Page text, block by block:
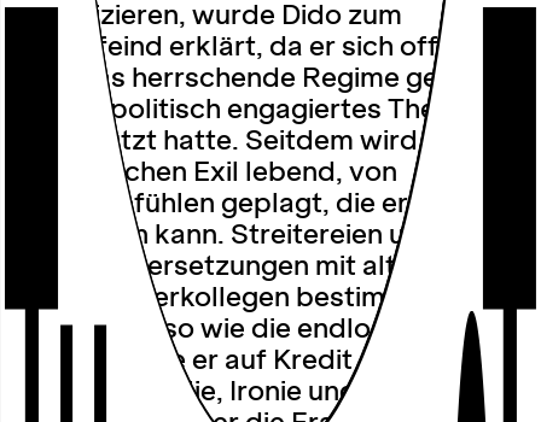
identifizieren, wurde Dido zum
Staatsfeind erklärt, da er sich offen
über das herrschende Regime geäußert
und ein politisch engagiertes Theater
unterstützt hatte. Seitdem wird er, im
europäischen Exil lebend, von
Schuldgefühlen geplagt, die er nicht
loswerden kann. Streitereien und
Auseinandersetzungen mit alten
Schauspielerkollegen bestimmen sein
Leben ebenso wie die endlosen Nächte
in der Bar, die er auf Kredit gekauft hat.
Mit Melancholie, Ironie und Zärtlichkeit